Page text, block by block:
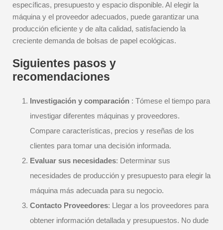
específicas, presupuesto y espacio disponible. Al elegir la
máquina y el proveedor adecuados, puede garantizar una
producción eficiente y de alta calidad, satisfaciendo la
creciente demanda de bolsas de papel ecológicas.
Siguientes pasos y
recomendaciones
Investigación y comparación : Tómese el tiempo para
investigar diferentes máquinas y proveedores.
Compare características, precios y reseñas de los
clientes para tomar una decisión informada.
Evaluar sus necesidades: Determinar sus
necesidades de producción y presupuesto para elegir la
máquina más adecuada para su negocio.
Contacto Proveedores: Llegar a los proveedores para
obtener información detallada y presupuestos. No dude